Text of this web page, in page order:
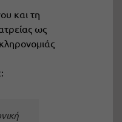
και τη
ως